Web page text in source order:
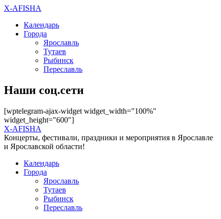
X-AFISHA
Календарь
Города
Ярославль
Тутаев
Рыбинск
Переславль
Наши соц.сети
[wptelegram-ajax-widget widget_width="100%"
widget_height="600"]
X-AFISHA
Концерты, фестивали, праздники и мероприятия в Ярославле
и Ярославской области!
Календарь
Города
Ярославль
Тутаев
Рыбинск
Переславль